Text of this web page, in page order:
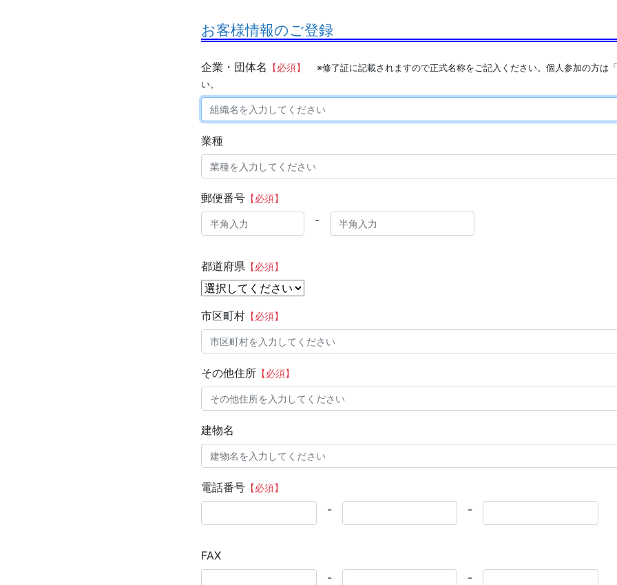
お客様情報のご登録
企業・団体名 【必須】
※修了証に記載されますので正式名称をご記入ください。個人参加の方は
い。
業種
郵便番号 【必須】
-
都道府県 【必須】
市区町村 【必須】
その他住所 【必須】
建物名
電話番号 【必須】
- -
FAX
-
-